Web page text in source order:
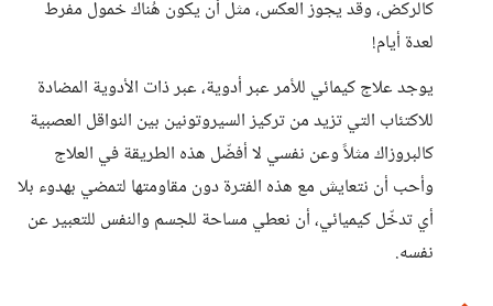
كالركض، وقد يجوز العكس، مثل أن يكون هُناك خمول مفرط
لعدة أيام!
يوجد علاج كيمائي للأمر عبر أدوية، عبر ذات الأدوية المضادة
للاكتئاب التي تزيد من تركيز السيروتونين بين النواقل العصبية
كالبروزاك مثلاً وعن نفسي لا أفضّل هذه الطريقة في العلاج
وأحب أن نتعايش مع هذه الفترة دون مقاومتها لتمضي بهدوء بلا
أي تدخّل كيميائي، أن نعطي مساحة للجسم والنفس للتعبير عن
نفسه.